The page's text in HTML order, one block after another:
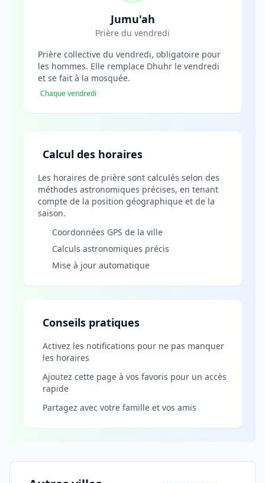
Jumu'ah
Prière du vendredi
Prière collective du vendredi, obligatoire pour
les hommes. Elle remplace Dhuhr le vendredi
et se fait à la mosquée.
Chaque vendredi
Calcul des horaires
Les horaires de prière sont calculés selon des
méthodes astronomiques précises, en tenant
compte de la position géographique et de la
saison.
Coordonnées GPS de la ville
Calculs astronomiques précis
Mise à jour automatique
Conseils pratiques
Activez les notifications pour ne pas manquer
les horaires
Ajoutez cette page à vos favoris pour un accès
rapide
Partagez avec votre famille et vos amis